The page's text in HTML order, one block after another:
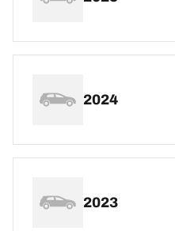
2024
2023